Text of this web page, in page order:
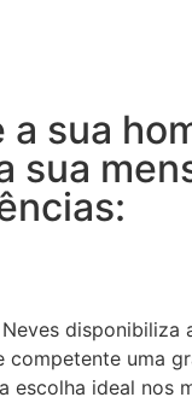
sua
sua
disponibiliza
competente uma
escolha ideal nos